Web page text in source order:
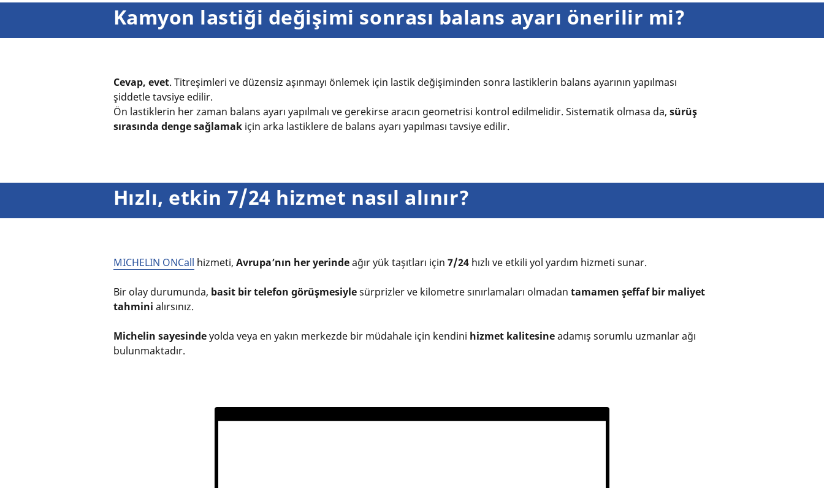
Kamyon lastiği değişimi sonrası balans ayarı önerilir mi?
Cevap, evet. Titreşimleri ve düzensiz aşınmayı önlemek için lastik değişiminden sonra lastiklerin balans ayarının yapılması
şiddetle tavsiye edilir.
Ön lastiklerin her zaman balans ayarı yapılmalı ve gerekirse aracın geometrisi kontrol edilmelidir. Sistematik olmasa da, sürüş
sırasında denge sağlamakiçin arka lastiklere de balans ayarı yapılması tavsiye edilir.
Hızlı, etkin 7/24 hizmet nasıl alınır?
MICHELIN ONCall hizmeti, Avrupa’nın her yerindeağır yük taşıtları için 7/24hızlı ve etkili yol yardım hizmeti sunar.
Bir olay durumunda, basit bir telefon görüşmesiylesürprizler ve kilometre sınırlamaları olmadan tamamen şeffaf bir maliyet
tahmini alırsınız.
Michelin sayesindeyolda veya en yakın merkezde bir müdahale için kendini hizmet kalitesineadamış sorumlu uzmanlar ağı
bulunmaktadır.